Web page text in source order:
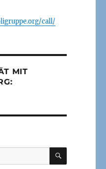
call/
MIT
SUCHEN